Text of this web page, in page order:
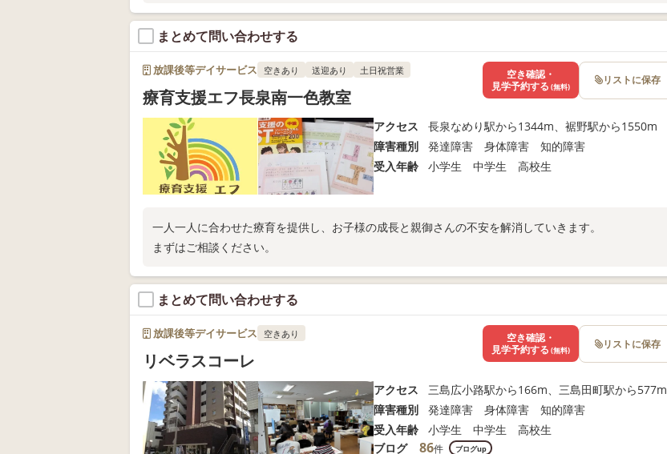
まとめて問い合わせする
放課後等デイサービス 空きあり 送迎あり 土日祝営業
療育支援エフ長泉南一色教室
アクセス
長泉なめり駅から1344m、裾野駅から1550m
障害種別
発達障害 身体障害 知的障害
受入年齢
小学生 中学生 高校生
一人一人に合わせた療育を提供し、お子様の成長と親御さんの不安を解消していきます。
まずはご相談ください。
空き確認・
見学予約する (無料) リストに保存
まとめて問い合わせする
放課後等デイサービス 空きあり
リベラスコーレ
アクセス
三島広小路駅から166m、三島田町駅から577m
障害種別
発達障害 身体障害 知的障害
受入年齢
小学生 中学生 高校生
ブログ
86件 ブログup
空き確認・
見学予約する (無料) リストに保存